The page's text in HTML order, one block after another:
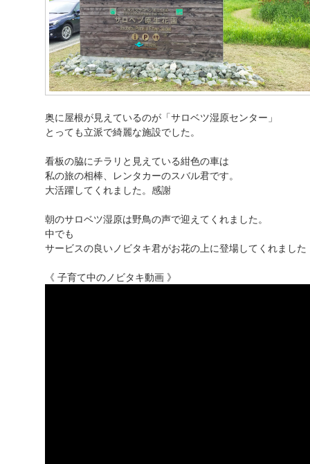
奥に屋根が見えているのが「サロベツ湿原センター」
とっても立派で綺麗な施設でした。
看板の脇にチラリと見えている紺色の車は
私の旅の相棒、レンタカーのスバル君です。
大活躍してくれました。感謝
朝のサロベツ湿原は野鳥の声で迎えてくれました。
中でも
サービスの良いノビタキ君がお花の上に登場してくれました
《 子育て中のノビタキ動画 》